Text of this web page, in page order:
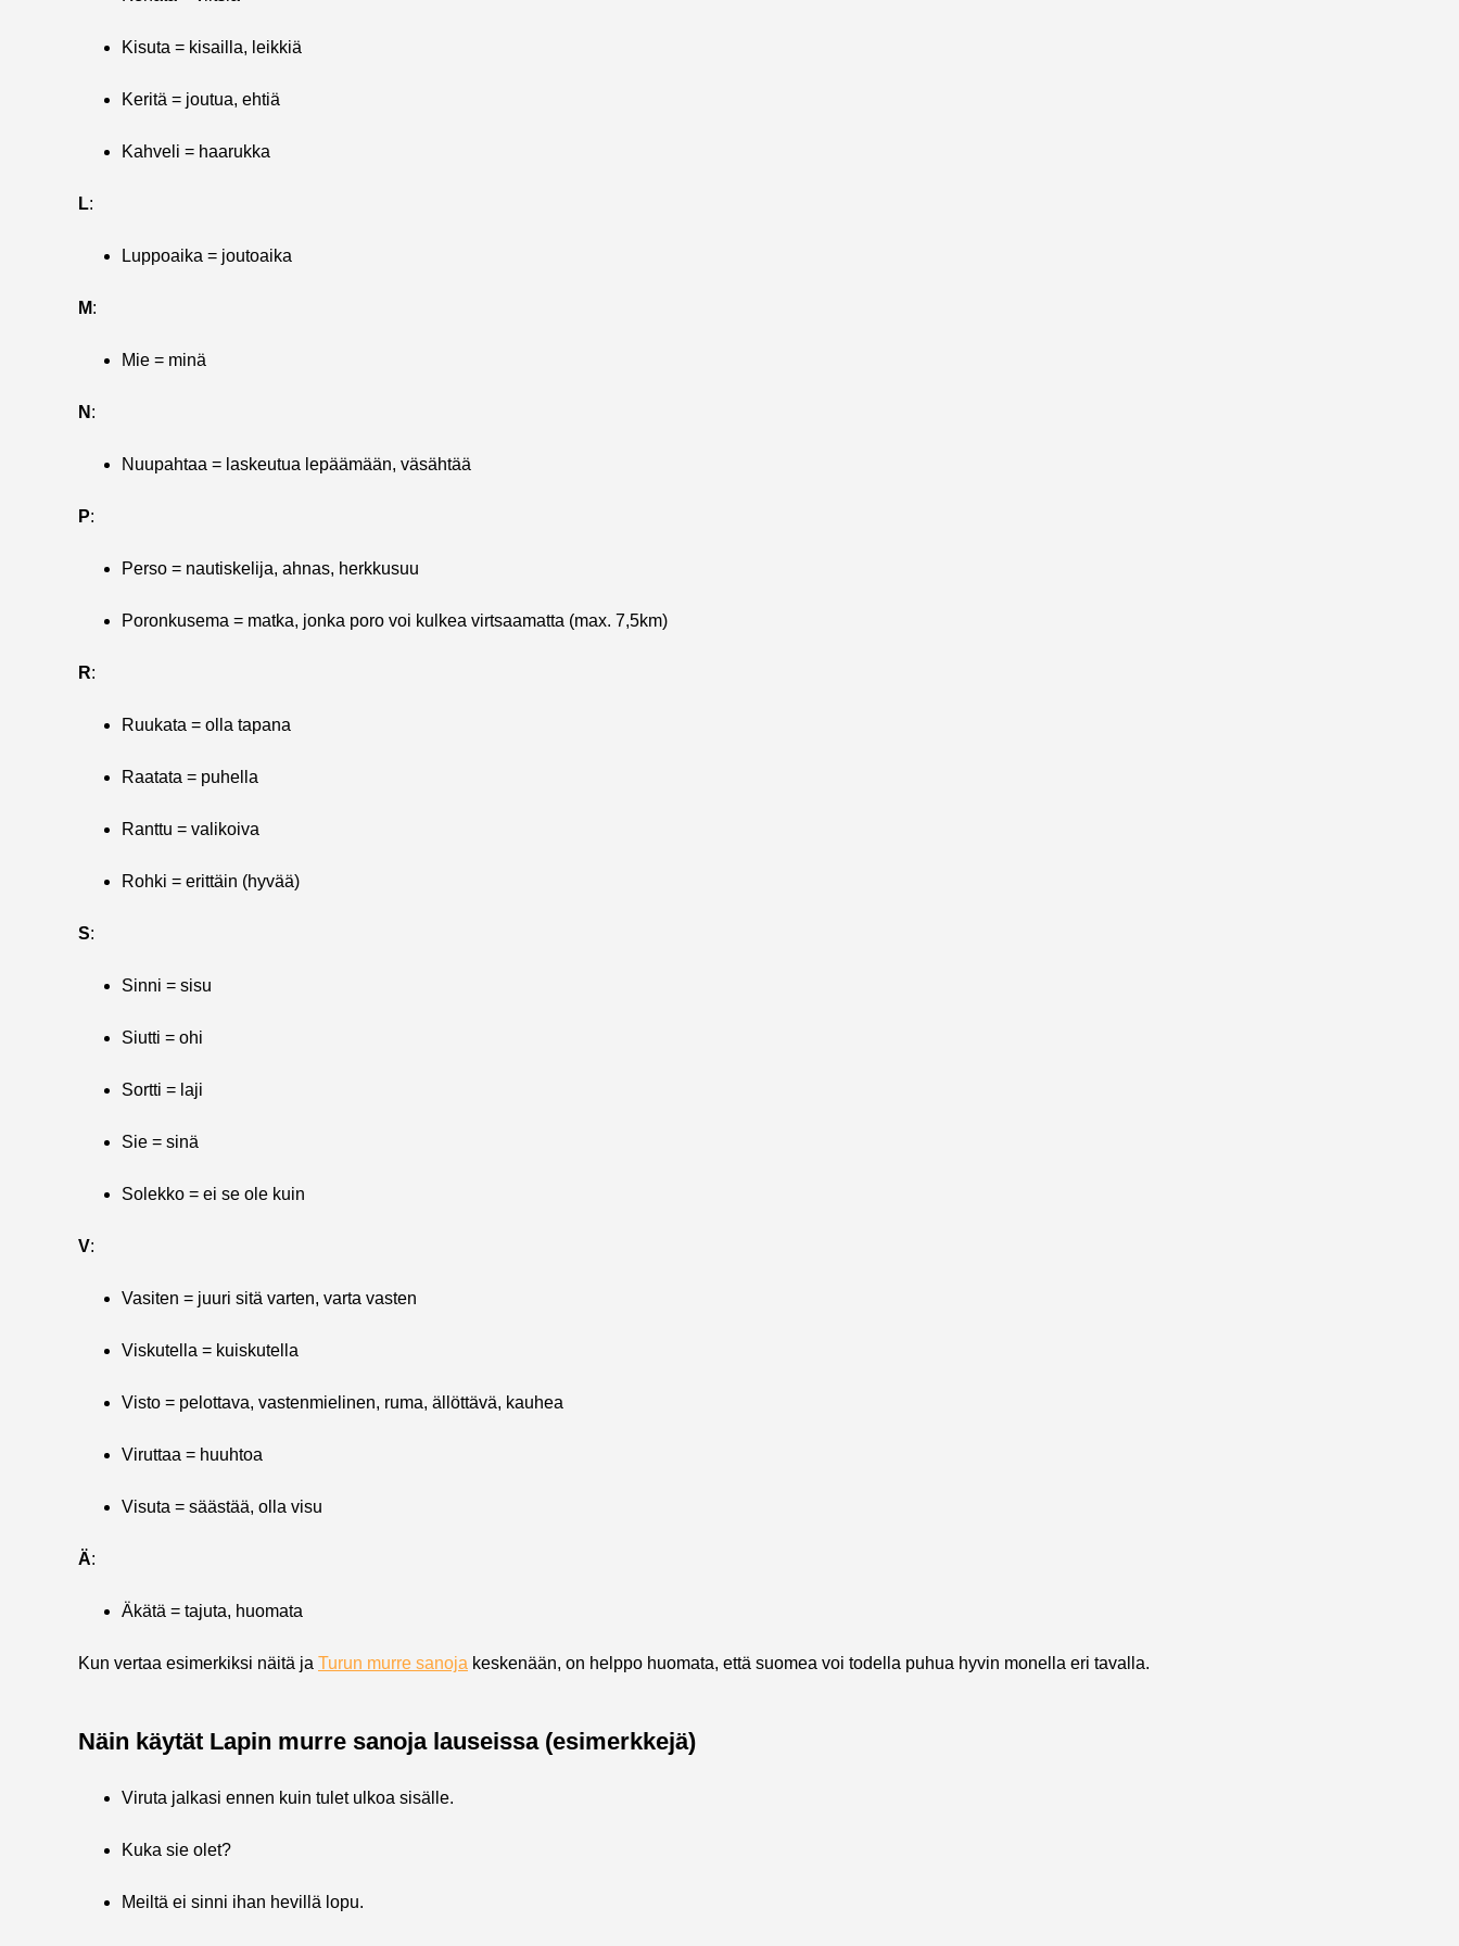
Kisuta = kisailla, leikkiä
Keritä = joutua, ehtiä
Kahveli = haarukka
L:
Luppoaika = joutoaika
M:
Mie = minä
N :
Nuupahtaa = laskeutua lepäämään, väsähtää
P:
Perso = nautiskelija, ahnas, herkkusuu
Poronkusema = matka, jonka poro voi kulkea virtsaamatta (max. 7,5km)
R:
Ruukata = olla tapana
Raatata = puhella
Ranttu = valikoiva
Rohki = erittäin (hyvää)
S:
Sinni = sisu
Siutti = ohi
Sortti = laji
Sie = sinä
Solekko = ei se ole kuin
V:
Vasiten = juuri sitä varten, varta vasten
Viskutella = kuiskutella
Visto = pelottava, vastenmielinen, ruma, ällöttävä, kauhea
Viruttaa = huuhtoa
Visuta = säästää, olla visu
Ä:
Äkätä = tajuta, huomata
Kun vertaa esimerkiksi näitä ja Turun murre sanoja keskenään, on helppo huomata, että suomea voi todella puhua hyvin monella eri tavalla.
Näin käytät Lapin murre sanoja lauseissa (esimerkkejä)
Viruta jalkasi ennen kuin tulet ulkoa sisälle.
Kuka sie olet?
Meiltä ei sinni ihan hevillä lopu.